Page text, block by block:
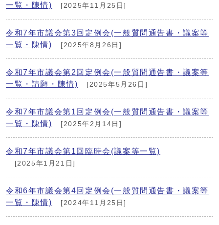
一覧・陳情)
[2025年11月25日]
令和7年市議会第3回定例会(一般質問通告書・議案等
一覧・陳情)
[2025年8月26日]
令和7年市議会第2回定例会(一般質問通告書・議案等
一覧・請願・陳情)
[2025年5月26日]
令和7年市議会第1回定例会(一般質問通告書・議案等
一覧・陳情)
[2025年2月14日]
令和7年市議会第1回臨時会(議案等一覧)
[2025年1月21日]
令和6年市議会第4回定例会(一般質問通告書・議案等
一覧・陳情)
[2024年11月25日]